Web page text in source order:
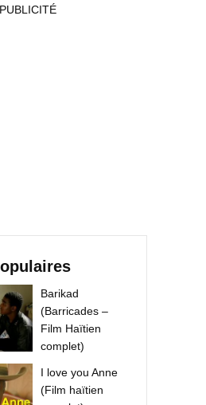
PUBLICITÉ
Barikad
(Barricades –
Film Haïtien
complet)
I love you Anne
(Film haïtien